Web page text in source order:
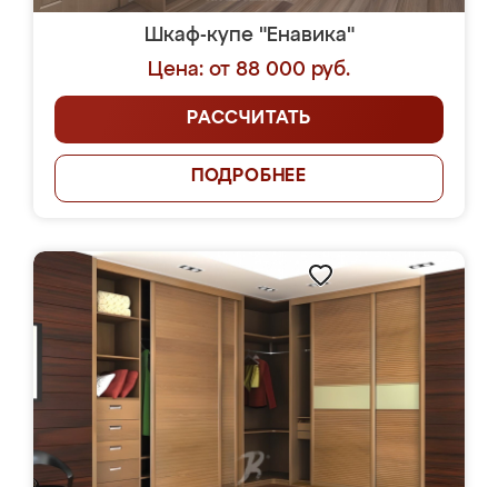
Шкаф-купе "Енавика"
Цена: от 88 000 руб.
РАССЧИТАТЬ
ПОДРОБНЕЕ